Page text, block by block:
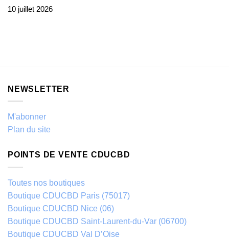
10 juillet 2026
NEWSLETTER
M'abonner
Plan du site
POINTS DE VENTE CDUCBD
Toutes nos boutiques
Boutique CDUCBD Paris (75017)
Boutique CDUCBD Nice (06)
Boutique CDUCBD Saint-Laurent-du-Var (06700)
Boutique CDUCBD Val D’Oise